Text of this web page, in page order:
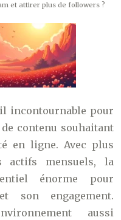
et attirer plus de followers ?
incontournable pour
contenu souhaitant
en ligne. Avec plus
actifs mensuels, la
énorme pour
son engagement.
aussi